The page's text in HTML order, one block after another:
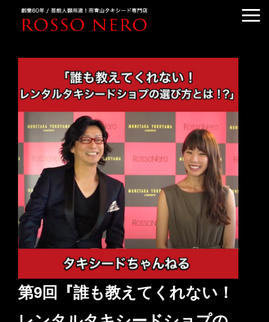
TUXEDO RANKING
KIMONO DRESS
CUSTOMER'S VOICE
COLUMN &BLOG
ABOUT US
第9回『誰も教えてくれない！